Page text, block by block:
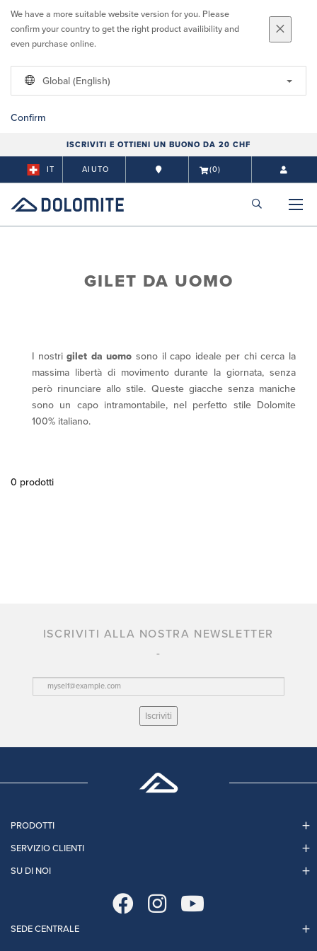
We have a more suitable website version for you. Please
confirm your country to get the right product availibility and
even purchase online.
Global (English)
Confirm
ISCRIVITI E OTTIENI UN BUONO DA 20 CHF
IT AIUTO (0)
GILET DA UOMO
I nostrigilet da uomo sono il capo ideale per chi cerca la
massima libertà di movimento durante la giornata, senza
però rinunciare allo stile. Queste giacche senza maniche
sono un capo intramontabile, nel perfetto stile Dolomite
100% italiano.
0 prodotti
ISCRIVITI ALLA NOSTRA NEWSLETTER
Iscriviti
PRODOTTI
SERVIZIO CLIENTI
SU DI NOI
SEDE CENTRALE